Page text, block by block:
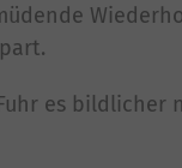
es bildlicher